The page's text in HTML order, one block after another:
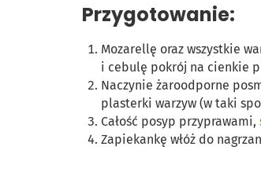
Przygotowanie:
Mozarellę oraz wszystkie
i cebulę pokrój na cienkie
Naczynie żaroodporne
plasterki warzyw (w taki
Całość posyp przyprawami,
Zapiekankę włóż do